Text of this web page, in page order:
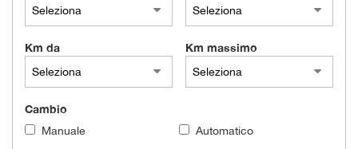
Km da Km massimo
Cambio
Manuale Automatico